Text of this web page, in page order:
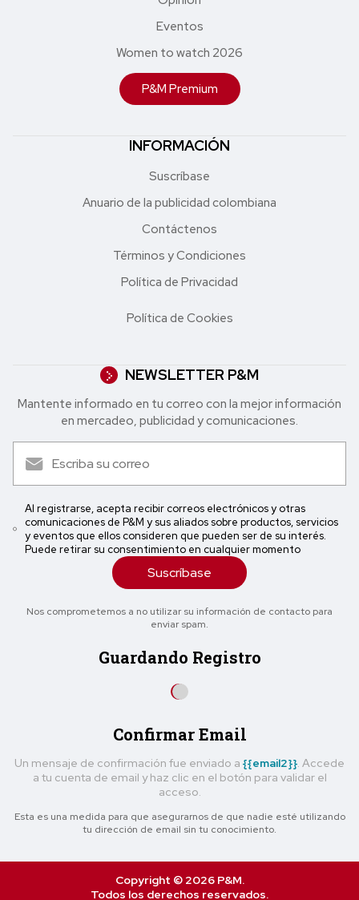
Eventos
Women to watch 2026
P&M Premium
INFORMACIÓN
Suscríbase
Anuario de la publicidad colombiana
Contáctenos
Términos y Condiciones
Política de Privacidad
Política de Cookies
NEWSLETTER P&M
Mantente informado en tu correo con la mejor in formación
en mercadeo, publicidad y comunicaciones.
Al registrarse, acepta recibir correos electrónicos y otras
comunicaciones de P&M y sus aliados sobre productos, servicios
y eventos que ellos consideren que pueden ser de su interés.
Puede retirar su consentimiento en cualquier momento
Suscríbase
Nos comprometemos a no utilizar su información de contacto para
enviar spam.
Guardando Registro
Confirmar Email
Un mensaje de confirmación fue enviado a {{email2}}. Accede
a tu cuenta de email y haz clic en el botón para validar el
acceso.
Esta es una medida para que asegurarnos de que nadie esté utilizando
tu dirección de email sin tu conocimiento.
Copyright © 2026 P&M.
Todos los derechos reservados.